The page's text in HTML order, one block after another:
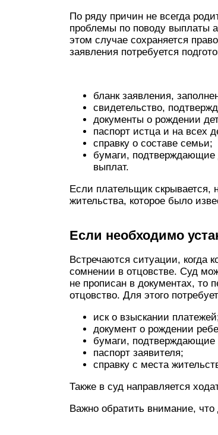
По ряду причин не всегда
проблемы по поводу выплаты
этом случае сохраняется
заявления потребуется
бланк заявления,
свидетельство,
документы о рождении
паспорт истца и на всех
справку о составе семьи;
бумаги, подтверждающие
выплат.
Если плательщик скрывается,
жительства, которое было
Если необходимо
Встречаются ситуации, когда
сомнении в отцовстве. Суд
не прописан в документах, то
отцовство. Для этого
иск о взыскании
документ о рождении
бумаги, подтверждающие
паспорт заявителя;
справку с места
Также в суд направляется
Важно обратить внимание, что